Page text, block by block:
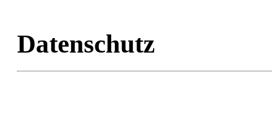
Datenschutz